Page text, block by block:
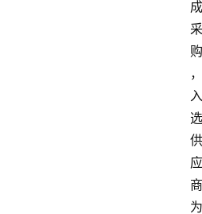
成
采
购
，
入
选
供
应
商
为